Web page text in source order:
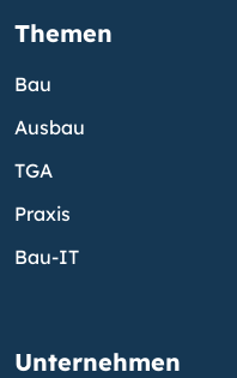
Themen
Bau
Ausbau
TGA
Praxis
Bau-IT
Unternehmen